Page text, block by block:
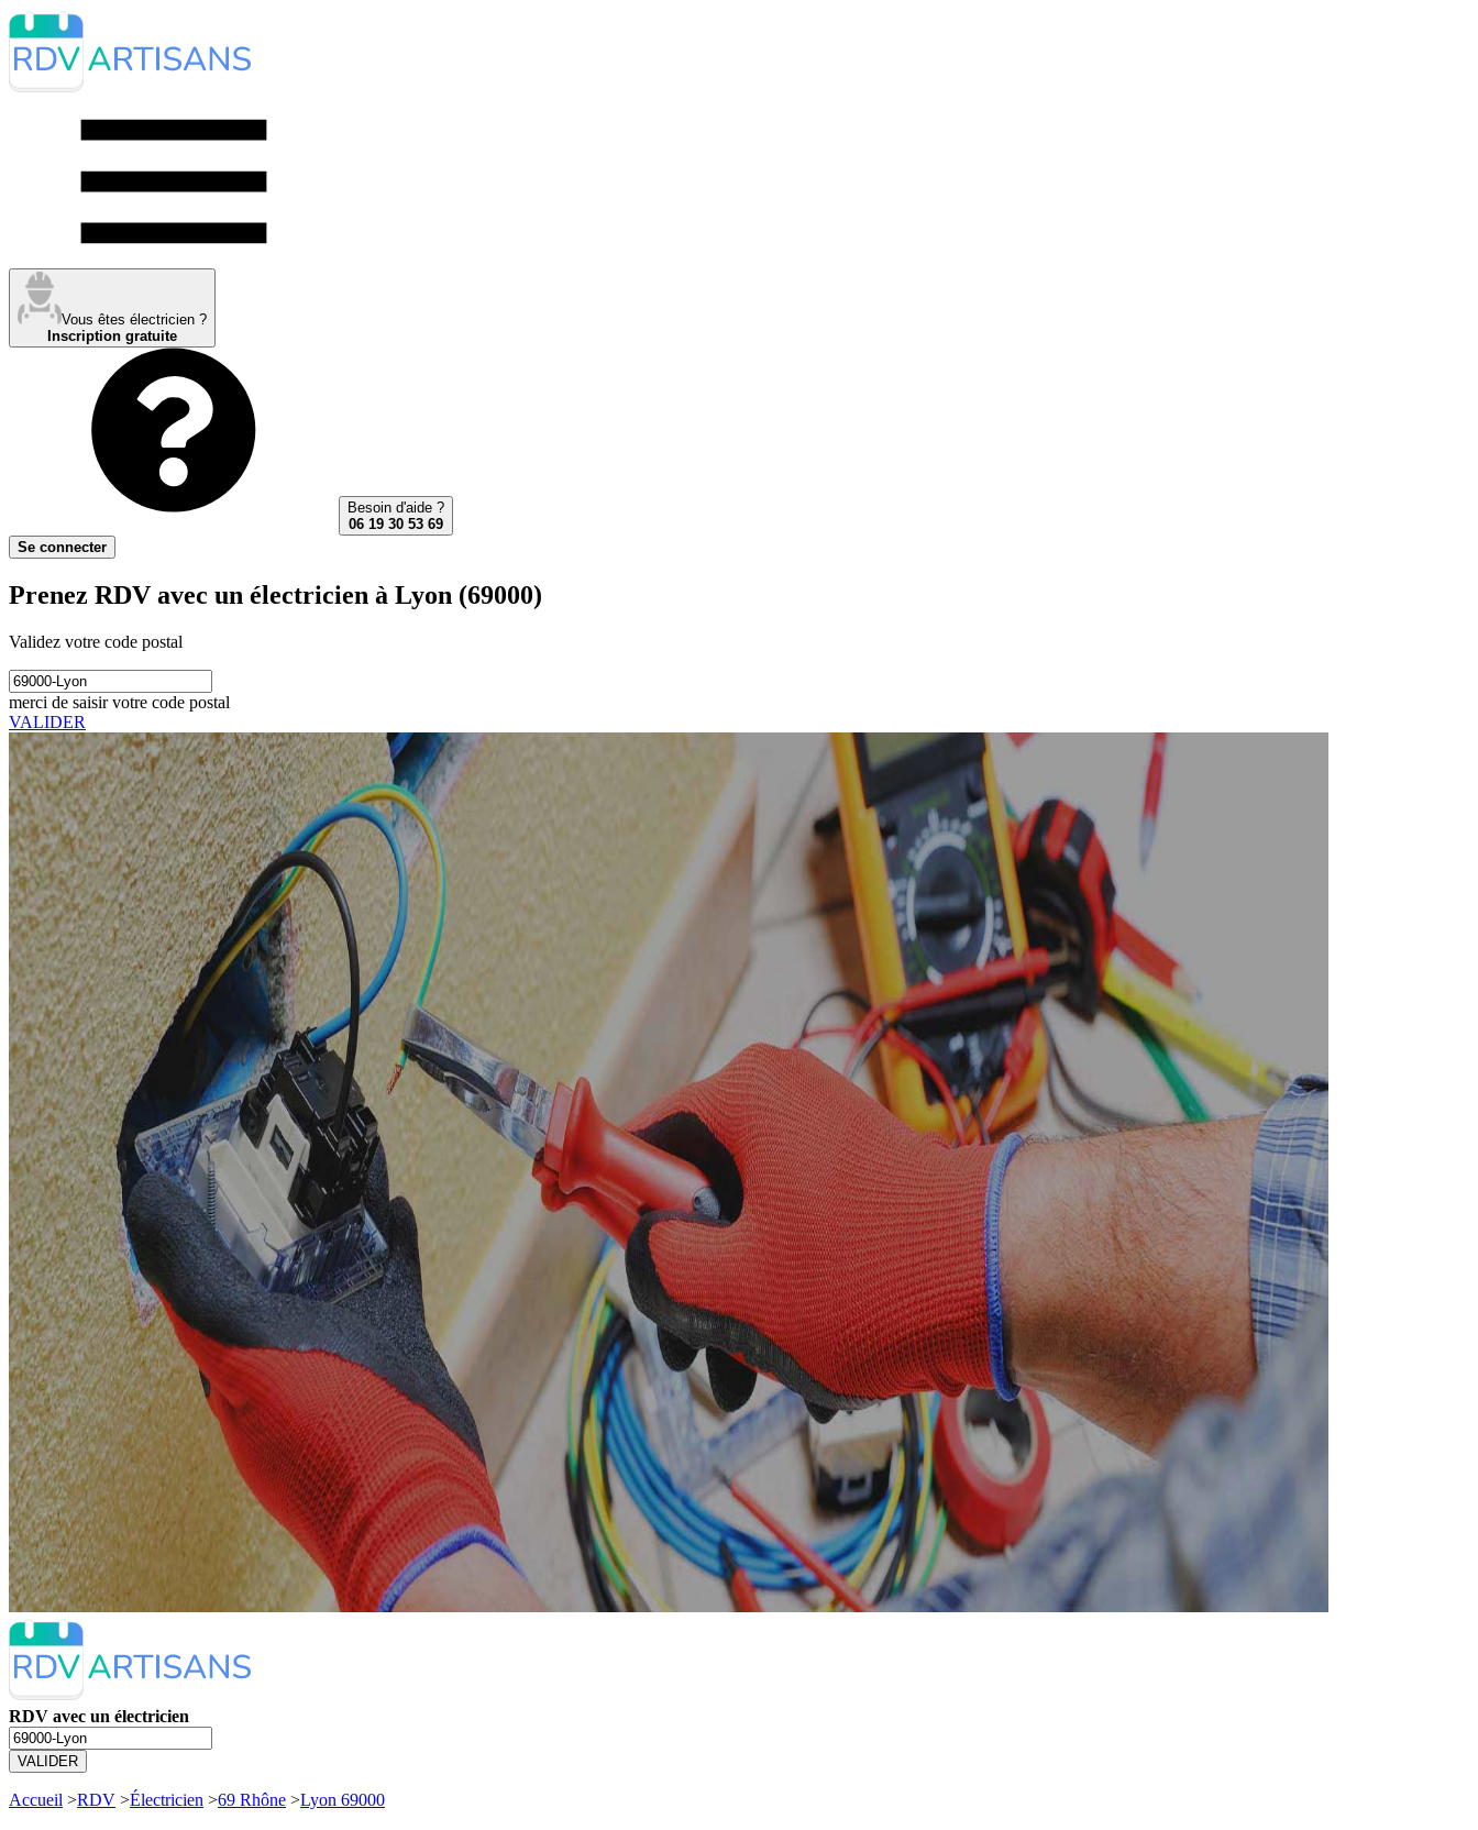
Vous êtes électricien ?
Inscription gratuite
Besoin d'aide ?
06 19 30 53 69
Se connecter
Prenez RDV avec un électricien à Lyon (69000)
Validez votre code postal
merci de saisir votre code postal
VALIDER
RDV avec un électricien
VALIDER
Accueil >RDV >Électricien >69 Rhône >Lyon 69000